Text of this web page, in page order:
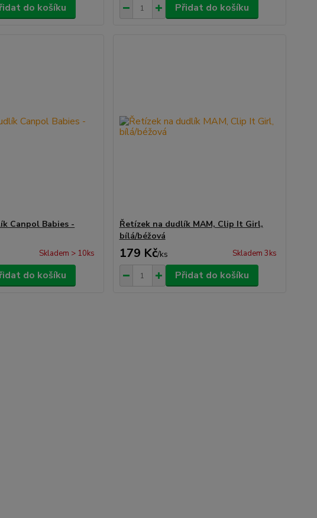
do košíku Přidat do košíku
Canpol Babies -
Skladem > 10ks
do košíku
Řetízek na dudlík MAM, Clip It Girl,
bílá/béžová
179 Kč/ks Skladem 3ks
Přidat do košíku